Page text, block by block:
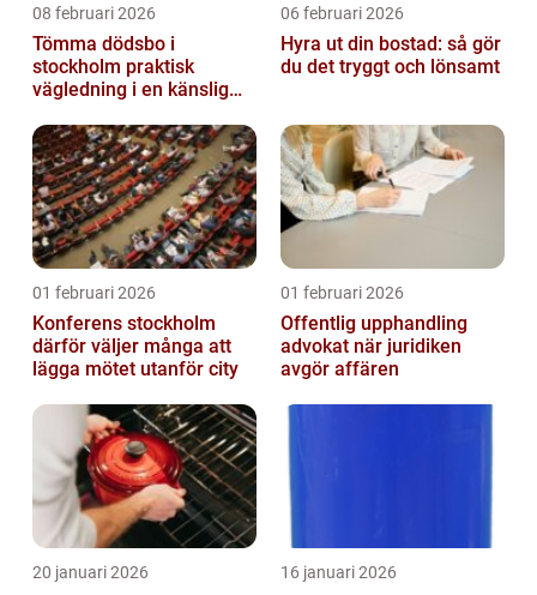
08 februari 2026
Tömma dödsbo i
stockholm praktisk
vägledning i en känslig
06 februari 2026
Hyra ut din bostad: så gör
du det tryggt och lönsamt
01 februari 2026
Konferens stockholm
därför väljer många att
lägga mötet utanför city
01 februari 2026
Offentlig upphandling
advokat när juridiken
avgör affären
20 januari 2026 16 januari 2026